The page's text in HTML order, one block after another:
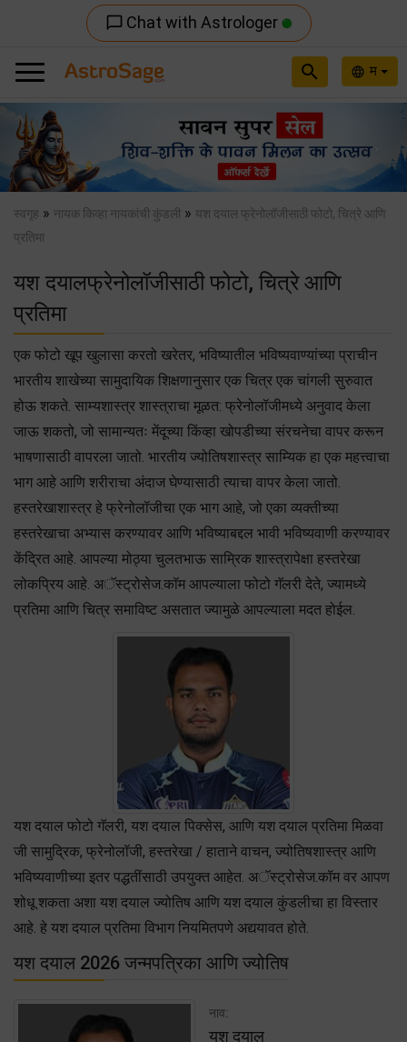
chat_bubble_outline Chat with Astrologer
language म
search
Previous
स्वगृह » नायक किव्हा नायकांची कुंडली » यश दयाल फ्रेनोलॉजीसाठी फोटो, चित्रे आणि
प्रतिमा
यश दयालफ्रेनोलॉजीसाठी फोटो, चित्रे आणि
प्रतिमा
एक फोटो खूप खुलासा करतो खरेतर, भविष्यातील भविष्यवाण्यांच्या प्राचीन
भारतीय शाखेच्या सामुदायिक शिक्षणानुसार एक चित्र एक चांगली सुरुवात
होऊ शकते. साम्यशास्त्र शास्त्राचा मूळत: फ्रेनोलॉजीमध्ये अनुवाद केला
जाऊ शकतो, जो सामान्यतः मेंदूच्या किंव्हा खोपडीच्या संरचनेचा वापर करून
भाषणासाठी वापरला जातो. भारतीय ज्योतिषशास्त्र साम्यिक हा एक महत्त्वाचा
भाग आहे आणि शरीराचा अंदाज घेण्यासाठी त्याचा वापर केला जातो.
हस्तरेखाशास्त्र हे फ्रेनोलॉजीचा एक भाग आहे, जो एका व्यक्तीच्या
हस्तरेखाचा अभ्यास करण्यावर आणि भविष्याबद्दल भावी भविष्यवाणी करण्यावर
केंद्रित आहे. आपल्या मोठ्या चुलतभाऊ साम्रिक शास्त्रापेक्षा हस्तरेखा
लोकप्रिय आहे. अॅस्ट्रोसेज.कॉम आपल्याला फोटो गॅलरी देते, ज्यामध्ये
प्रतिमा आणि चित्र समाविष्ट असतात ज्यामुळे आपल्याला मदत होईल.
यश दयाल फोटो गॅलरी, यश दयाल पिक्सेस, आणि यश दयाल प्रतिमा मिळवा
जी सामुद्रिक, फ्रेनोलॉजी, हस्तरेखा / हाताने वाचन, ज्योतिषशास्त्र आणि
भविष्यवाणीच्या इतर पद्धतींसाठी उपयुक्त आहेत. अॅस्ट्रोसेज.कॉम वर आपण
शोधू शकता अशा यश दयाल ज्योतिष आणि यश दयाल कुंडलीचा हा विस्तार
आहे. हे यश दयाल प्रतिमा विभाग नियमितपणे अद्ययावत होते.
यश दयाल 2026 जन्मपत्रिका आणि ज्योतिष
नाव:
यश दयाल